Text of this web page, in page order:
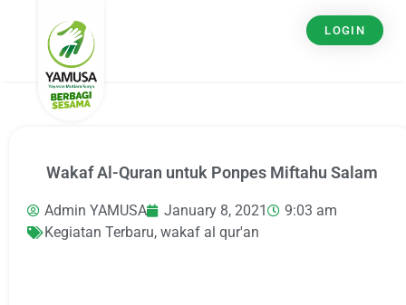
LOGIN
Wakaf Al-Quran untuk Ponpes Miftahu Salam
Admin YAMUSA January 8, 2021
9:03 am
Kegiatan Terbaru, wakaf al qur'an